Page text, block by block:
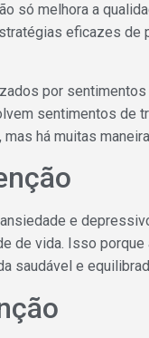
só melhora a
eficazes de
por
sentimentos de
há muitas
e
de vida. Isso
saudável e